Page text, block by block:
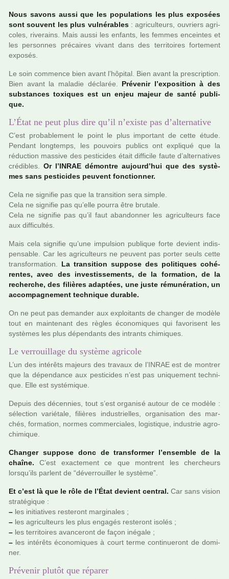
Nous savons aussi que les popu­la­tions les plus expo­sées
sont sou­vent les plus vul­né­ra­bles: agri­culteurs, ouvriers agri­
co­les, rive­rains. Mais aussi les enfants, les femmes encein­tes et
les per­son­nes pré­cai­res vivant dans des ter­ri­toi­res for­te­ment
expo­sés.
Le soin com­mence bien avant l’hôpi­tal. Bien avant la pres­crip­tion.
Bien avant la mala­die décla­rée. Prévenir l’expo­si­tion à des
sub­stan­ces toxi­ques est un enjeu majeur de santé publi­
que.
L’État ne peut plus dire qu’il n’existe pas d’alternative
C’est pro­ba­ble­ment le point le plus impor­tant de cette étude.
Pendant long­temps, les pou­voirs publics ont expli­qué que la
réduc­tion mas­sive des pes­ti­ci­des était dif­fi­cile faute d’alter­na­ti­ves
cré­di­bles. Or l’INRAE démon­tre aujourd’hui que des sys­tè­
mes sans pes­ti­ci­des peu­vent fonc­tion­ner.
Cela ne signi­fie pas que la tran­si­tion sera simple.
Cela ne signi­fie pas qu’elle pourra être bru­tale.
Cela ne signi­fie pas qu’il faut aban­don­ner les agri­culteurs face
aux dif­fi­cultés.
Mais cela signi­fie qu’une impul­sion publi­que forte devient indis­
pen­sa­ble. Car les agri­culteurs ne peu­vent pas porter seuls cette
trans­for­ma­tion. La tran­si­tion sup­pose des poli­ti­ques cohé­
ren­tes, avec des inves­tis­se­ments, de la for­ma­tion, de la
recher­che, des filiè­res adap­tées, une juste rému­né­ra­tion, un
accom­pa­gne­ment tech­ni­que dura­ble.
On ne peut pas deman­der aux exploi­tants de chan­ger de modèle
tout en main­te­nant des règles économiques qui favo­ri­sent les
sys­tè­mes les plus dépen­dants des intrants chi­mi­ques.
Le verrouillage du système agricole
L’un des inté­rêts majeurs des tra­vaux de l’INRAE est de mon­trer
que la dépen­dance aux pes­ti­ci­des n’est pas uni­que­ment tech­ni­
que. Elle est sys­té­mi­que.
Depuis des décen­nies, tout s’est orga­nisé autour de ce modèle :
sélec­tion varié­tale, filiè­res indus­triel­les, orga­ni­sa­tion des mar­
chés, for­ma­tion, normes com­mer­cia­les, logis­ti­que, indus­trie agro­
chi­mi­que.
Changer sup­pose donc de trans­for­mer l’ensem­ble de la
chaîne.C’est exac­te­ment ce que mon­trent les cher­cheurs
lorsqu’ils par­lent de “déver­rouiller le sys­tème”.
Et c’est là que le rôle de l’État devient cen­tral. Car sans vision
stra­té­gi­que :
– les ini­tia­ti­ves res­te­ront mar­gi­na­les ;
– les agri­culteurs les plus enga­gés res­te­ront isolés ;
– les ter­ri­toi­res avan­ce­ront de façon iné­gale ;
– les inté­rêts économiques à court terme conti­nue­ront de domi­
ner.
Prévenir plutôt que réparer